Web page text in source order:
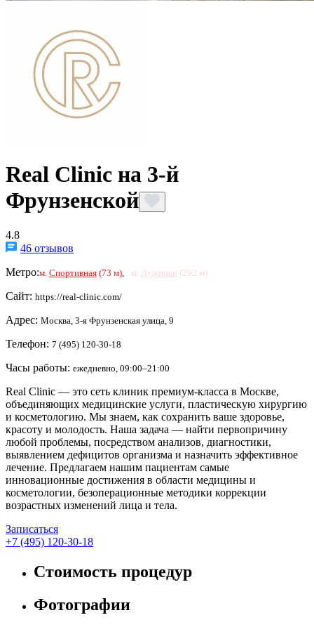
Real Clinic на 3-й
Фрунзенской
4.8
46 отзывов
Метро:м. Спортивная (73 м) м. Лужники (292 м)
Сайт: https://real-clinic.com/
Адрес: Москва, 3-я Фрунзенская улица, 9
Телефон: 7 (495) 120-30-18
Часы работы: ежедневно, 09:00–21:00
Real Clinic — это сеть клиник премиум-класса в Москве,
объединяющих медицинские услуги, пластическую хирургию
и косметологию. Мы знаем, как сохранить ваше здоровье,
красоту и молодость. Наша задача — найти первопричину
любой проблемы, посредством анализов, диагностики,
выявлением дефицитов организма и назначить эффективное
лечение. Предлагаем нашим пациентам самые
инновационные достижения в области медицины и
косметологии, безоперационные методики коррекции
возрастных изменений лица и тела.
Записаться
+7 (495) 120-30-18
Стоимость процедур
Фотографии